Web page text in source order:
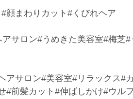
#顔まわりカット #くびれヘア
サロン#うめきた美容室#梅芝
アサロン#美容室#リラックス#
#前髪カット#伸ばしかけ#ウル